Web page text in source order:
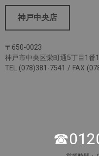
神戸中央店
〒650-0023
神戸市中央区栄町通5丁目1番
TEL (078)381-7541 / FAX